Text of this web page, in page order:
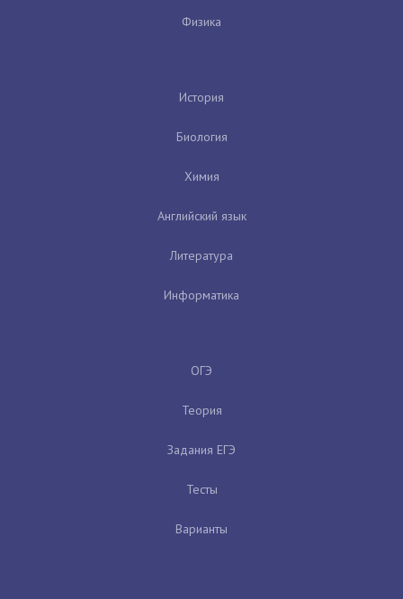
Физика
История
Биология
Химия
Английский язык
Литература
Информатика
ОГЭ
Теория
Задания ЕГЭ
Тесты
Варианты